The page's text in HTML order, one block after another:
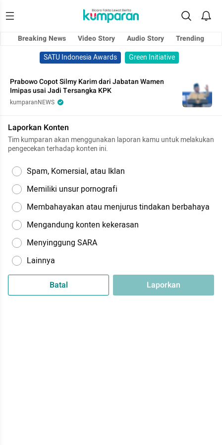
Breaking News Video Story Audio Story
Trending
SATU Indonesia Awards
Green Initiative
Prabowo Copot Silmy Karim dari Jabatan Wamen
Imipas usai Jadi Tersangka KPK
kumparanNEWS
Laporkan Konten
Tim kumparan akan menggunakan laporan kamu untuk melakukan
pengecekan terhadap konten ini.
Spam, Komersial, atau Iklan
Memiliki unsur pornografi
Membahayakan atau menjurus tindakan berbahaya
Mengandung konten kekerasan
Menyinggung SARA
Lainnya
Batal Laporkan